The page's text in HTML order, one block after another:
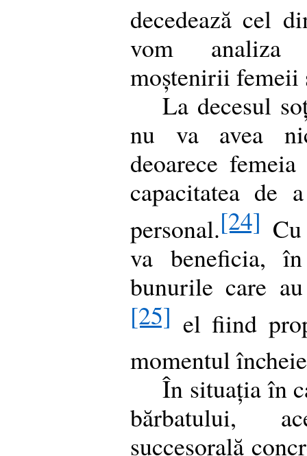
decedează cel
vom analiza
moștenirii femeii
La decesul
nu va avea
deoarece
capacitatea de
personal.[24]
va beneficia,
bunurile care
[25] el fiind
momentul
În situația în
bărbatului,
succesorală